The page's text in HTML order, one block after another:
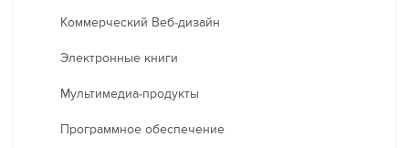
Коммерческий Веб-дизайн
Электронные книги
Мультимедиа-продукты
Программное обеспечение